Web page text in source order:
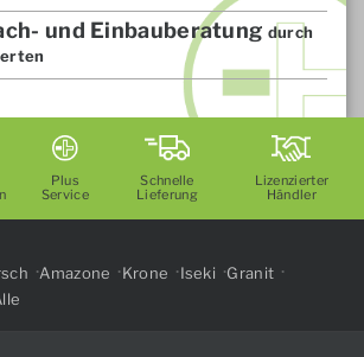
und Einbauberatung durch
Plus
Service
Schnelle
Lieferung
Lizenzierter
Händler
Amazone Krone Iseki
Granit